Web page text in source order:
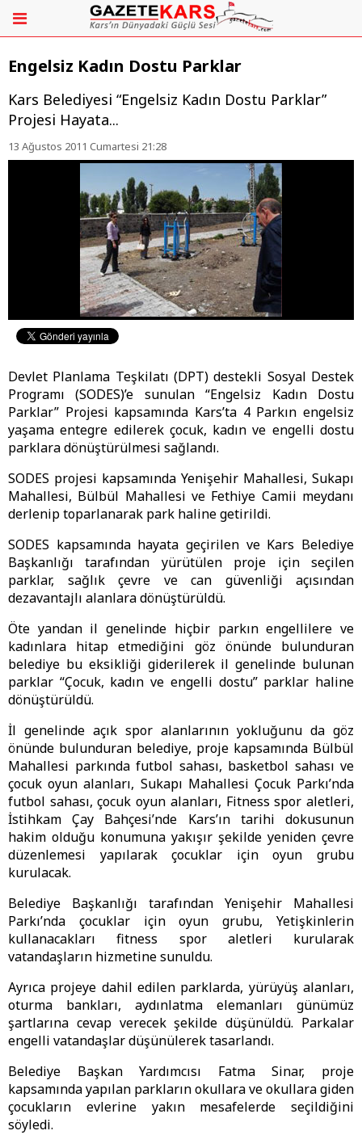
Engelsiz Kadın Dostu Parklar
Kars Belediyesi “Engelsiz Kadın Dostu Parklar”
Projesi Hayata...
13 Ağustos 2011 Cumartesi 21:28
Devlet Planlama Teşkilatı (DPT) destekli Sosyal Destek
Programı (SODES)’e sunulan “Engelsiz Kadın Dostu
Parklar” Projesi kapsamında Kars’ta 4 Parkın engelsiz
yaşama entegre edilerek çocuk, kadın ve engelli dostu
parklara dönüştürülmesi sağlandı.
SODES projesi kapsamında Yenişehir Mahallesi, Sukapı
Mahallesi, Bülbül Mahallesi ve Fethiye Camii meydanı
derlenip toparlanarak park haline getirildi.
SODES kapsamında hayata geçirilen ve Kars Belediye
Başkanlığı tarafından yürütülen proje için seçilen
parklar, sağlık çevre ve can güvenliği açısından
dezavantajlı alanlara dönüştürüldü.
Öte yandan il genelinde hiçbir parkın engellilere ve
kadınlara hitap etmediğini göz önünde bulunduran
belediye bu eksikliği giderilerek il genelinde bulunan
parklar “Çocuk, kadın ve engelli dostu” parklar haline
dönüştürüldü.
İl genelinde açık spor alanlarının yokluğunu da göz
önünde bulunduran belediye, proje kapsamında Bülbül
Mahallesi parkında futbol sahası, basketbol sahası ve
çocuk oyun alanları, Sukapı Mahallesi Çocuk Parkı’nda
futbol sahası, çocuk oyun alanları, Fitness spor aletleri,
İstihkam Çay Bahçesi’nde Kars’ın tarihi dokusunun
hakim olduğu konumuna yakışır şekilde yeniden çevre
düzenlemesi yapılarak çocuklar için oyun grubu
kurulacak.
Belediye Başkanlığı tarafından Yenişehir Mahallesi
Parkı’nda çocuklar için oyun grubu, Yetişkinlerin
kullanacakları fitness spor aletleri kurularak
vatandaşların hizmetine sunuldu.
Ayrıca projeye dahil edilen parklarda, yürüyüş alanları,
oturma bankları, aydınlatma elemanları günümüz
şartlarına cevap verecek şekilde düşünüldü. Parkalar
engelli vatandaşlar düşünülerek tasarlandı.
Belediye Başkan Yardımcısı Fatma Sinar, proje
kapsamında yapılan parkların okullara ve okullara giden
çocukların evlerine yakın mesafelerde seçildiğini
söyledi.